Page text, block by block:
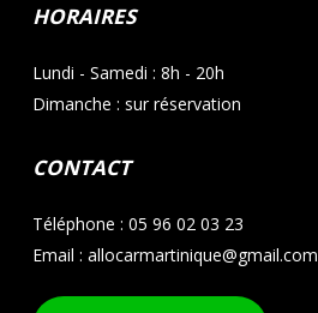
HORAIRES
Lundi - Samedi : 8h - 20h
Dimanche : sur réservation
CONTACT
Téléphone : 05 96 02 03 23
Email : allocarmartinique@gmail.com